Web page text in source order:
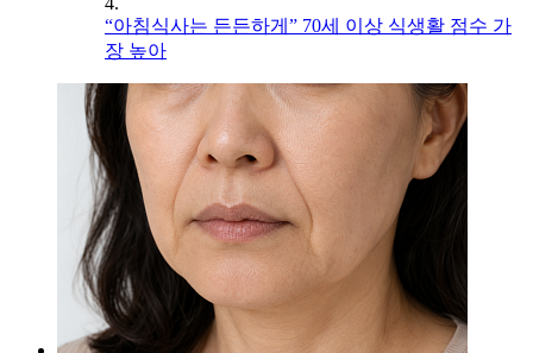
“아침식사는 든든하게” 70세 이상 식생활 점수 가
장 높아